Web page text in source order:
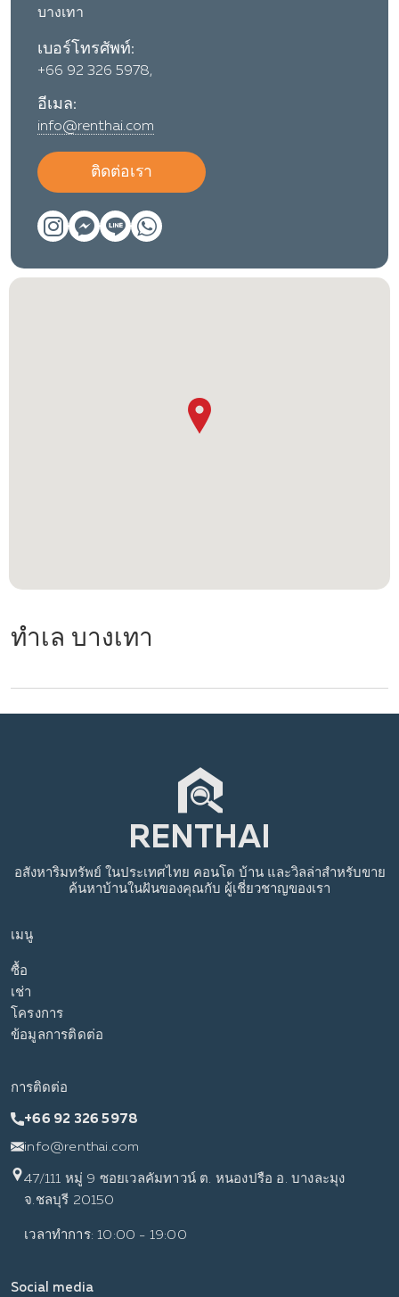
บางเทา
เบอร์โทรศัพท์:
+66 92 326 5978,
อีเมล:
info@renthai.com
ติดต่อเรา
ทำเล บางเทา
เมนู
ซื้อ
เช่า
โครงการ
ข้อมูลการติดต่อ
อสังหาริมทรัพย์ ในประเทศไทย คอนโด บ้าน และวิลล่าสำหรับขาย
ค้นหาบ้านในฝันของคุณกับ ผู้เชี่ยวชาญของเรา
การติดต่อ
+66 92 326 5978
info@renthai.com
47/111 หมู่ 9 ซอยเวลคัมทาวน์ ต. หนองปรือ อ. บางละมุง
จ.ชลบุรี 20150
เวลาทำการ: 10:00 - 19:00
Social media